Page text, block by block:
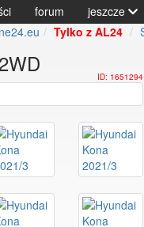
forum jeszcze
Tylko z AL24
ID: 1651294